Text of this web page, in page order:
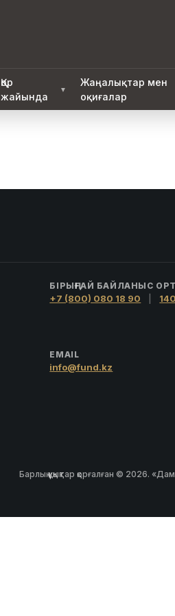
Қор
жайында
▼
Жаңалықтар мен
оқиғалар
БІРЫҢҒАЙ БАЙЛАНЫС
+7 (800) 080 18 90
EMAIL
info@fund.kz
Барлық құқықтар қорғалған © 2026.